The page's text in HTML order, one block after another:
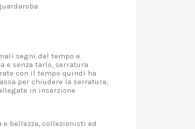
segni del tempo e
e senza tarlo, serratura
con il tempo quindi ha
per chiudere la serratura,
in inserzione
bellezza, collezionisti ed